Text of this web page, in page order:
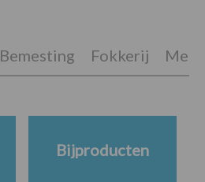
Bemesting Fokkerij
Bijproducten